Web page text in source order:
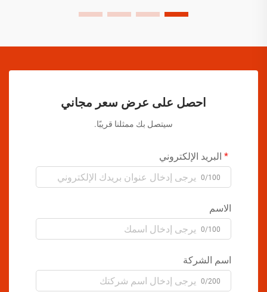
احصل على عرض سعر مجاني
سيتصل بك ممثلنا قريبًا.
البريد الإلكتروني
0/100
الاسم
0/100
اسم الشركة
0/200